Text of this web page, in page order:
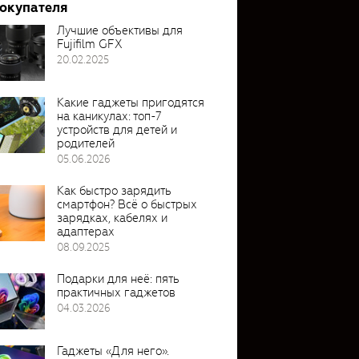
Лучшие объективы для
Fujifilm GFX
20.02.2025
Какие гаджеты пригодятся
на каникулах: топ-7
устройств для детей и
родителей
05.06.2026
Как быстро зарядить
смартфон? Всё о быстрых
зарядках, кабелях и
адаптерах
08.09.2025
Подарки для неё: пять
практичных гаджетов
04.03.2026
Гаджеты «Для него».